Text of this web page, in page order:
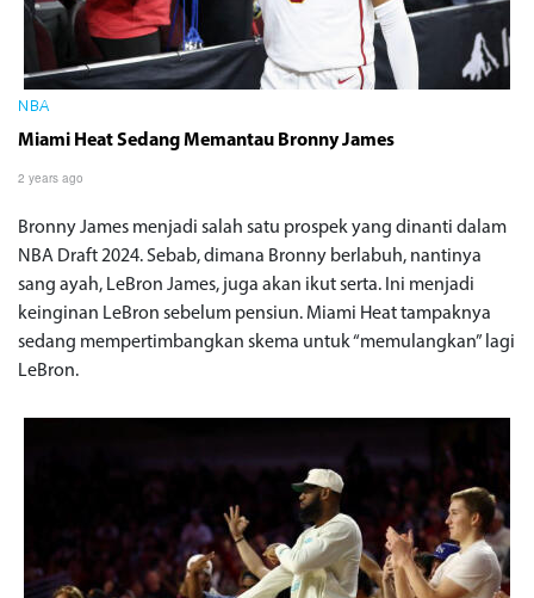
NBA
Miami Heat Sedang Memantau Bronny James
2 years ago
Bronny James menjadi salah satu prospek yang dinanti dalam
NBA Draft 2024. Sebab, dimana Bronny berlabuh, nantinya
sang ayah, LeBron James, juga akan ikut serta. Ini menjadi
keinginan LeBron sebelum pensiun. Miami Heat tampaknya
sedang mempertimbangkan skema untuk “memulangkan” lagi
LeBron.